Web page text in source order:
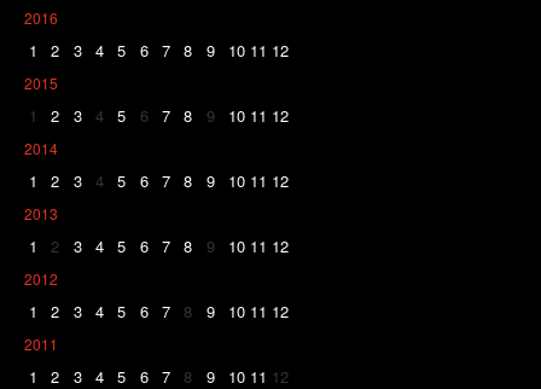
2016
1 2 3 4 5 6 7 8 9 10 11 12
2015
1 2 3 4 5 6 7 8 9 10 11 12
2014
1 2 3 4 5 6 7 8 9 10 11 12
2013
1 2 3 4 5 6 7 8 9 10 11 12
2012
1 2 3 4 5 6 7 8 9 10 11 12
2011
1 2 3 4 5 6 7 8 9 10 11 12